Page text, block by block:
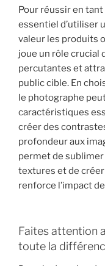
Pour réussir en
essentiel d’utiliser
valeur les produits
joue un rôle crucial
percutantes et
public cible. En
le photographe
caractéristiques
créer des
profondeur aux
permet de sublimer
textures et de
renforce l’impact
Faites attention
toute la